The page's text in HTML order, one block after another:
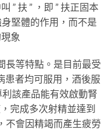
” 扶 ” ，即 ” 扶正固本
堅體的作用，而不是
象
長等特點。是目前最受
患者均可服用，酒後服
該產品能有效啟動腎
完成多次射精並達到
不會因精竭而產生疲勞